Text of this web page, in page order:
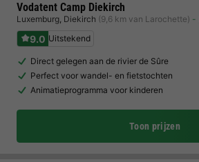
Vodatent Camp Diekirch
Luxemburg, Diekirch (9,6 km van Larochette)
9.0 Uitstekend
Direct gelegen aan de rivier de Sûre
Perfect voor wandel- en fietstochten
Animatieprogramma voor kinderen
Toon prijzen